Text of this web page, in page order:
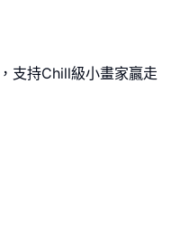
支持Chill級小畫家贏走